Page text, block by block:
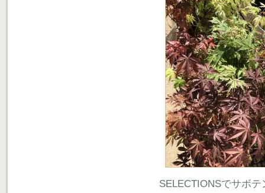
SELECTIONSでサボ